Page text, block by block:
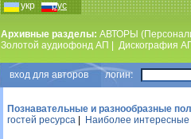
укр рус
Архивные разделы: АВТОРЫ
Золотой аудиофонд АП
Дискография
вход для авторов логин:
Познавательные и разнообразные
гостей ресурса
Наиболее интересные